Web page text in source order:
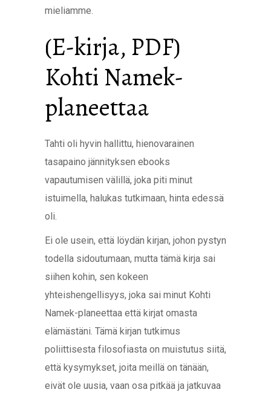
mieliamme.
(E-kirja, PDF)
Kohti Namek-
planeettaa
Tahti oli hyvin hallittu, hienovarainen
tasapaino jännityksen ebooks
vapautumisen välillä, joka piti minut
istuimella, halukas tutkimaan, hinta edessä
oli.
Ei ole usein, että löydän kirjan, johon pystyn
todella sidoutumaan, mutta tämä kirja sai
siihen kohin, sen kokeen
yhteishengellisyys, joka sai minut Kohti
Namek-planeettaa että kirjat omasta
elämästäni. Tämä kirjan tutkimus
poliittisesta filosofiasta on muistutus siitä,
että kysymykset, joita meillä on tänään,
eivät ole uusia, vaan osa pitkää ja jatkuvaa